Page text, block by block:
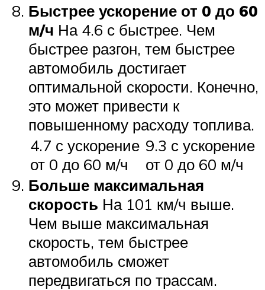
Быстрее ускорение от 0 до 60
м/ч На 4.6 с быстрее. Чем
быстрее разгон, тем быстрее
автомобиль достигает
оптимальной скорости. Конечно,
это может привести к
повышенному расходу топлива.
4.7 с ускорение
от 0 до 60 м/ч
9.3 с ускорение
от 0 до 60 м/ч
Больше максимальная
скорость На 101 км/ч выше.
Чем выше максимальная
скорость, тем быстрее
автомобиль сможет
передвигаться по трассам.